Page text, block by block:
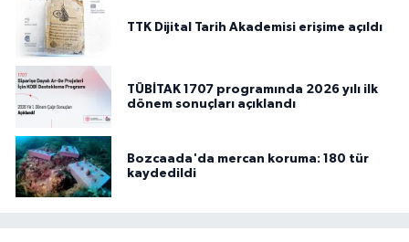
TTK Dijital Tarih Akademisi erişime açıldı
TÜBİTAK 1707 programında 2026 yılı ilk
dönem sonuçları açıklandı
Bozcaada'da mercan koruma: 180 tür
kaydedildi